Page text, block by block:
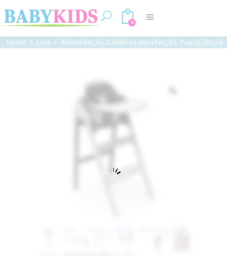
0
Home > Loja > Alimentação,Cadeiras de refeição,Puericultura